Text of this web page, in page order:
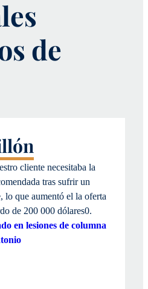
de
cliente necesitaba la
tras sufrir un
lo que aumentó el la oferta
de 200 000 dólares0.
en lesiones de columna